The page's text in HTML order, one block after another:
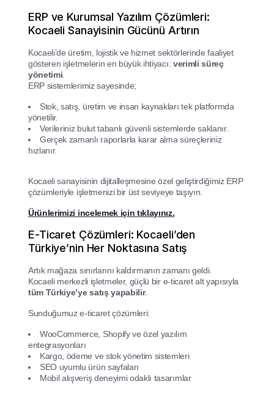
ERP ve Kurumsal Yazılım Çözümleri:
Kocaeli Sanayisinin Gücünü Artırın
Kocaeli’de üretim, lojistik ve hizmet sektörlerinde faaliyet
gösteren işletmelerin en büyük ihtiyacı: verimli süreç
yönetimi
ERP sistemlerimiz sayesinde;
Stok, satış, üretim ve insan kaynakları tek platformda
yönetilir.
Verileriniz bulut tabanlı güvenli sistemlerde saklanır.
Gerçek zamanlı raporlarla karar alma süreçleriniz
hızlanır.
Kocaeli sanayisinin dijitalleşmesine özel geliştirdiğimiz ERP
çözümleriyle işletmenizi bir üst seviyeye taşıyın.
Ürünlerimizi incelemek için tıklayınız.
E-Ticaret Çözümleri: Kocaeli’den
Türkiye’nin Her Noktasına Satış
Artık mağaza sınırlarını kaldırmanın zamanı geldi.
Kocaeli merkezli işletmeler, güçlü bir e-ticaret alt yapısıyla
tüm Türkiye’ye satış yapabilir.
Sunduğumuz e-ticaret çözümleri:
WooCommerce, Shopify ve özel yazılım
entegrasyonları
Kargo, ödeme ve stok yönetim sistemleri
SEO uyumlu ürün sayfaları
Mobil alışveriş deneyimi odaklı tasarımlar